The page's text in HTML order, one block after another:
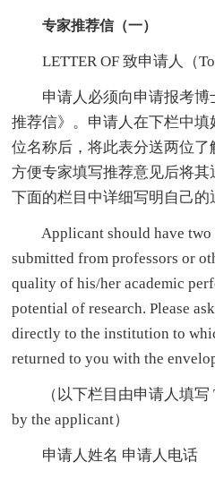
专家推荐信（一）
LETTER OF 致申请人（To
申请人必须向申请报考博
推荐信》。申请人在下栏中
位名称后，将此表分送两位
方便专家填写推荐意见后将
下面的栏目中详细写明自己的
Applicant should have two
submitted from professors or
quality of his/her academic
potential of research. Please
directly to the institution to
returned to you with the
（以下栏目由申请人填写
by the applicant）
申请人姓名 申请人电话